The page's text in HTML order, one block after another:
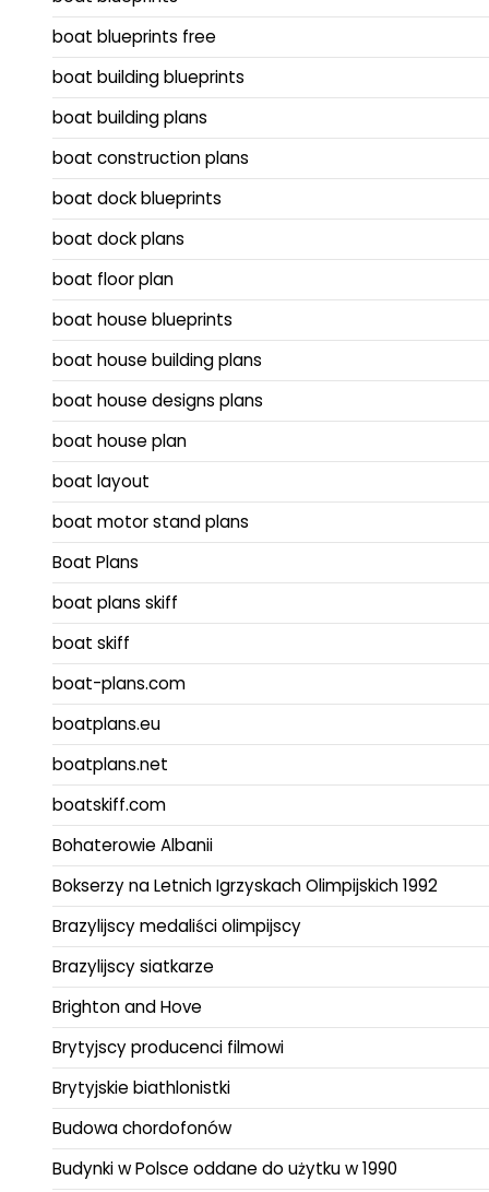
boat blueprints free
boat building blueprints
boat building plans
boat construction plans
boat dock blueprints
boat dock plans
boat floor plan
boat house blueprints
boat house building plans
boat house designs plans
boat house plan
boat layout
boat motor stand plans
Boat Plans
boat plans skiff
boat skiff
boat-plans.com
boatplans.eu
boatplans.net
boatskiff.com
Bohaterowie Albanii
Bokserzy na Letnich Igrzyskach Olimpijskich 1992
Brazylijscy medaliści olimpijscy
Brazylijscy siatkarze
Brighton and Hove
Brytyjscy producenci filmowi
Brytyjskie biathlonistki
Budowa chordofonów
Budynki w Polsce oddane do użytku w 1990